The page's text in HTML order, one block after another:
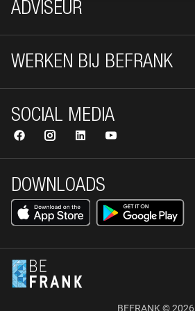
ADVISEUR
WERKEN BIJ BEFRANK
DOWNLOADS
SOCIAL MEDIA
BEFRANK © 2026